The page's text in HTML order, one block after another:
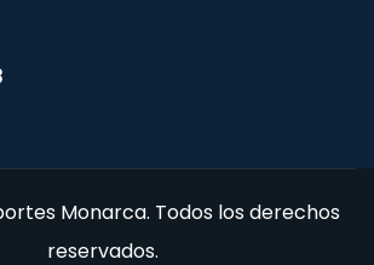
Monarca. Todos los derechos
reservados.